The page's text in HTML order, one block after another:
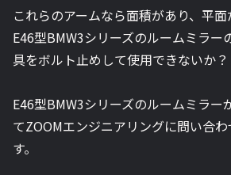
これらのアームなら面積があり、平
E46型BMW3シリーズのルームミラー
具をボルト止めして使用できないか？
E46型BMW3シリーズのルームミラー
てZOOMエンジニアリングに問い合
す。